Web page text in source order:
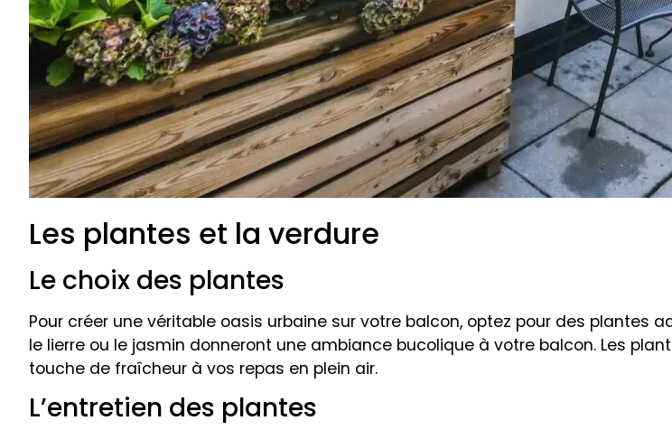
Les plantes et la verdure
Le choix des plantes
Pour créer une véritable oasis urbaine sur votre balcon, optez pour des
le lierre ou le jasmin donneront une ambiance bucolique à votre balcon. Les
touche de fraîcheur à vos repas en plein air.
L’entretien des plantes